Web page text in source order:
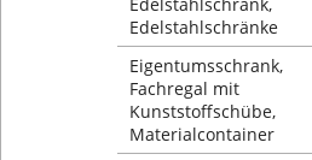
Edelstahlschränke
Eigentumsschrank,
Fachregal mit
Kunststoffschübe,
Materialcontainer